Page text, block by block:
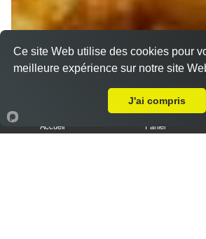
Accueil Panier
Ce site Web utilise des cookies pour
meilleure expérience sur notre site
J'ai compris